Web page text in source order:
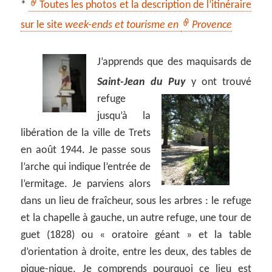
*
Toutes les photos et la description de l’itinéraire
sur le siteweek-ends et tourisme en Provence
J’apprends que des maquisards de
Saint-Jean du Puyy ont trouvé
refuge
jusqu’à la
libération de la ville de Trets
en août 1944. Je passe sous
l’arche qui indique l’entrée de
l’ermitage. Je parviens alors
dans un lieu de fraîcheur, sous les arbres : le refuge
et la chapelle à gauche, un autre refuge, une tour de
guet (1828) ou « oratoire géant » et la table
d’orientation à droite, entre les deux, des tables de
pique-nique. Je comprends pourquoi ce lieu est